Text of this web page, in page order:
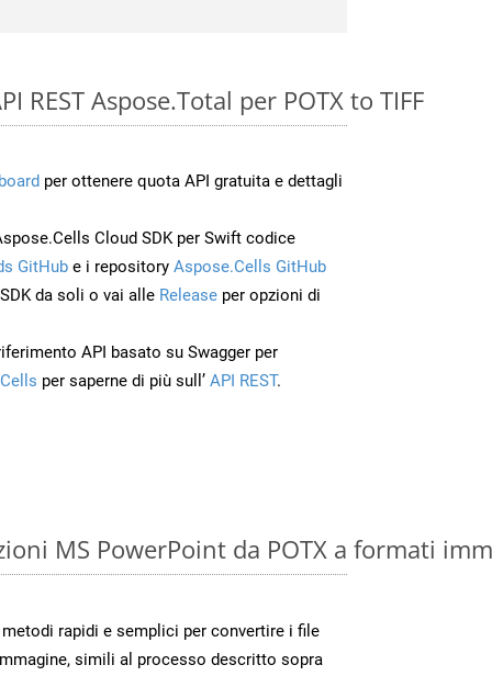
REST Aspose.Total per POTX to TIFF
per ottenere quota API gratuita e dettagli
Cloud SDK per Swift codice
GitHub e i repository Aspose.Cells GitHub
da soli o vai alle Release per opzioni di
API basato su Swagger per
per saperne di più sull’ API REST.
MS PowerPoint da POTX a formati
rapidi e semplici per convertire i file
simili al processo descritto sopra